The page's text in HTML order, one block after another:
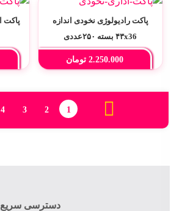
پاکت رادیولوژی نخودی اندازه
۴۳x36 بسته ۲۵۰عددی
2.250.000 تومان
1
2
3
4
6
7
8
دسترسی سریع